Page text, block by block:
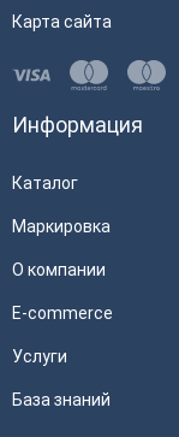
Карта сайта
Информация
Каталог
Маркировка
О компании
E-commerce
Услуги
База знаний